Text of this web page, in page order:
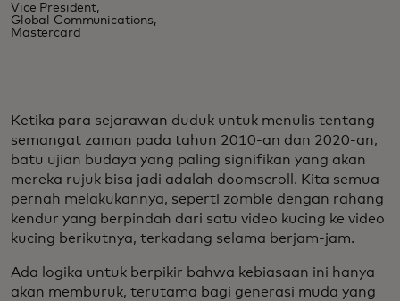
Vice President,
Global Communications,
Mastercard
Ketika para sejarawan duduk untuk menulis tentang
semangat zaman pada tahun 2010-an dan 2020-an,
batu ujian budaya yang paling signifikan yang akan
mereka rujuk bisa jadi adalah doomscroll. Kita semua
pernah melakukannya, seperti zombie dengan rahang
kendur yang berpindah dari satu video kucing ke video
kucing berikutnya, terkadang selama berjam-jam.
Ada logika untuk berpikir bahwa kebiasaan ini hanya
akan memburuk, terutama bagi generasi muda yang